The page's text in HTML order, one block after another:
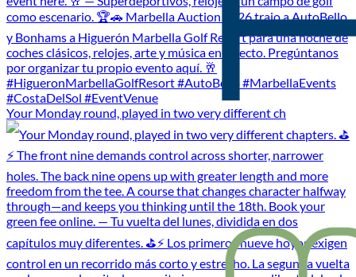
Your Monday round, played in two very different ch